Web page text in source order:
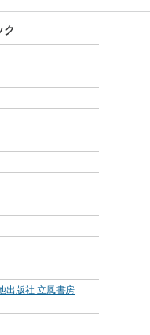
ク
出版社 立風書房